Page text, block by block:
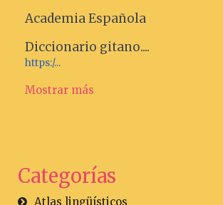
Academia Española
Diccionario gitano....
https:/...
Mostrar más
Categorías
Atlas lingüísticos